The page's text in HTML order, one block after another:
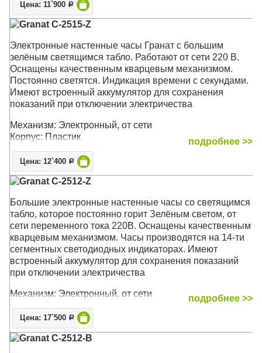
Цена: 11`900 Р
Granat C-2515-Z
Электронные настенные часы Гранат с большим
зелёным светящимся табло. Работают от сети 220 В.
Оснащены качественным кварцевым механизмом.
Постоянно светятся. Индикация времени c секундами.
Имеют встроенный аккумулятор для сохранения
показаний при отключении электричества
Механизм: Электронный, от сети
Корпус: Пластик
подробнее >>
Цена: 12`400 Р
Granat C-2512-Z
Большие электронные настенные часы со светящимся
табло, которое постоянно горит Зелёным светом, от
сети переменного тока 220В. Оснащены качественным
кварцевым механизмом. Часы производятся на 14-ти
сегментных светодиодных индикаторах. Имеют
встроенный аккумулятор для сохранения показаний
при отключении электричества
Механизм: Электронный, от сети
Размер: 51,6 x 18 x 4,2 см
подробнее >>
Цена: 17`500 Р
Granat C-2512-B